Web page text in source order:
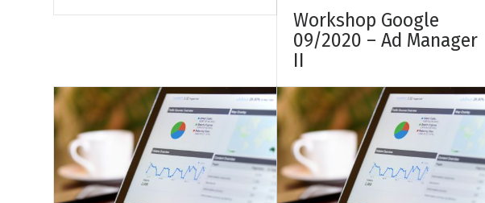
Workshop Google
09/2020 – Ad Manager
II